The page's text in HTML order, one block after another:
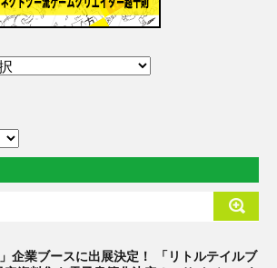
企業ブースに出展決定！ 「リトルテイルブ